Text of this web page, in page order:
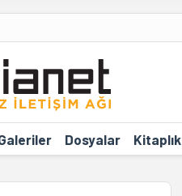
Dosyalar Kitaplık